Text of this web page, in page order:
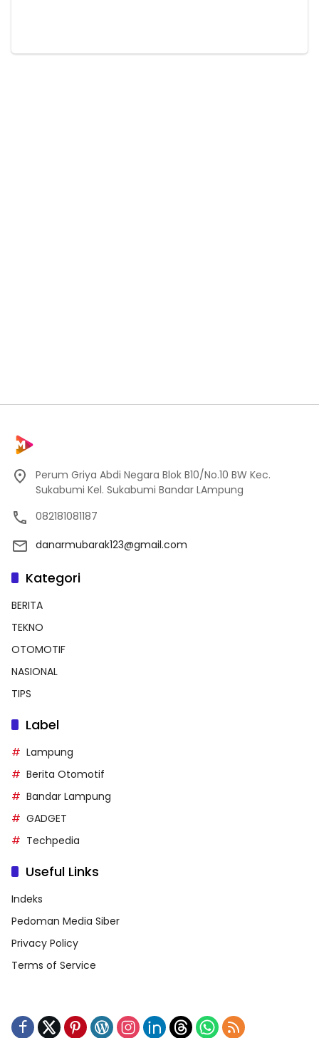
Perum Griya Abdi Negara Blok B10/No.10 BW Kec.
Sukabumi Kel. Sukabumi Bandar LAmpung
082181081187
danarmubarak123@gmail.com
Kategori
BERITA
TEKNO
OTOMOTIF
NASIONAL
TIPS
Label
Lampung
Berita Otomotif
Bandar Lampung
GADGET
Techpedia
Useful Links
Indeks
Pedoman Media Siber
Privacy Policy
Terms of Service